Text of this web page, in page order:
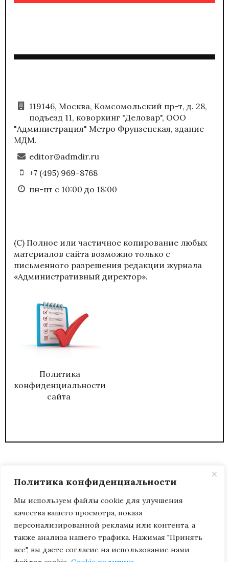
Политика конфиденциальности
Мы используем файлы cookie для улучшения
качества вашего просмотра, показа
персонализированной рекламы или контента, а
также анализа нашего трафика. Нажимая "Принять
все", вы даете согласие на использование нами
119146, Москва, Комсомольский пр-т, д. 28,
подъезд 11, коворкинг "Деловар", ООО
"Администрация" Метро Фрунзенская, здание
МДМ.
editor@admdir.ru
+7 (495) 969-8768
пн-пт с 10:00 до 18:00
(С) Полное или частичное копирование любых
материалов сайта возможно только с
письменного разрешения редакции журнала
«Административный директор».
Политика
конфиденциальности
сайта
ДИРЕКТОР.